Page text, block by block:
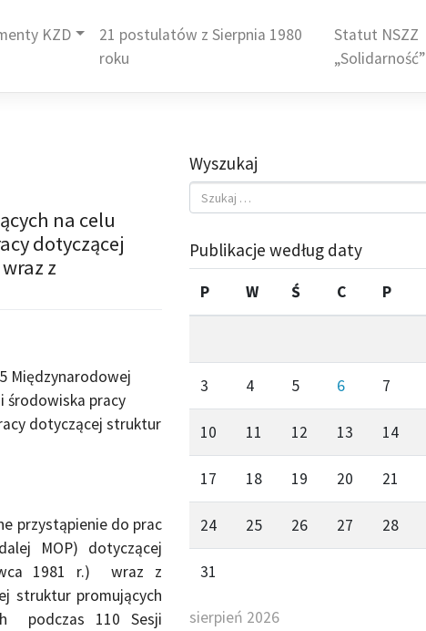
KZD
21 postulatów z Sierpnia 1980
roku
Statut NSZZ
„Solidarność”
na celu
dotyczącej
z
Międzynarodowej
środowiska pracy
dotyczącej struktur
przystąpienie do prac
MOP) dotyczącej
1981 r.) wraz z
struktur promujących
podczas 110 Sesji
Wyszukaj
Publikacje według daty
sierpień 2026
P W Ś C P
3 4 5 6 7
10 11 12 13 14
17 18 19 20 21
24 25 26 27 28
31